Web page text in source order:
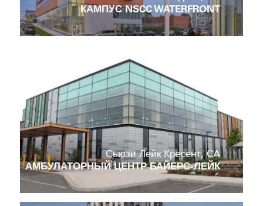
КАМПУС NSCC WATERFRONT
Сьюзи Лейк Кресент, CA
АМБУЛАТОРНЫЙ ЦЕНТР БАЙЕРС-ЛЕЙК